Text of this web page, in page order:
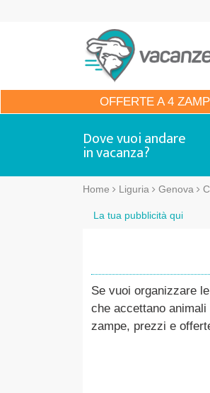
OFFERTEA 4
Dove vuoi andare
in vacanza?
Home Liguria Genova
La tua pubblicità qui
Se vuoi organizzare
che accettano
zampe, prezzi e